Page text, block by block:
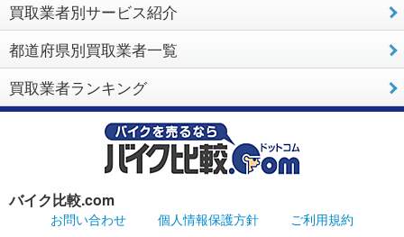
買取業者別サービス紹介
都道府県別買取業者一覧
買取業者ランキング
バイク比較.com
お問い合わせ 個人情報保護方針
ご利用規約